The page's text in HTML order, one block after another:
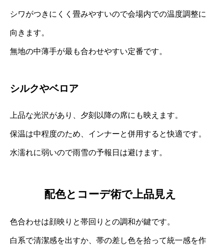
シワがつきにくく畳みやすいので会場内での温度調整に
向きます。
無地の中薄手が最も合わせやすい定番です。
シルクやベロア
上品な光沢があり、夕刻以降の席にも映えます。
保温は中程度のため、インナーと併用すると快適です。
水濡れに弱いので雨雪の予報日は避けます。
配色とコーデ術で上品見え
色合わせは顔映りと帯回りとの調和が鍵です。
白系で清潔感を出すか、帯の差し色を拾って統一感を作